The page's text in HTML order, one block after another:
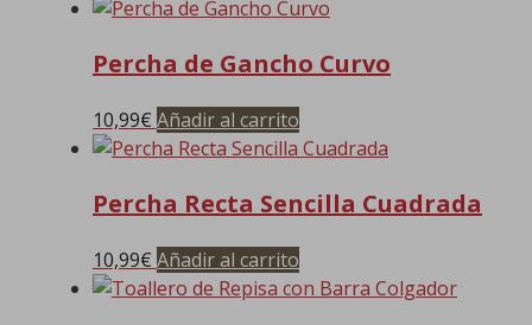
Percha de Gancho Curvo
10,99€ Añadir al carrito
Percha Recta Sencilla Cuadrada
10,99€ Añadir al carrito